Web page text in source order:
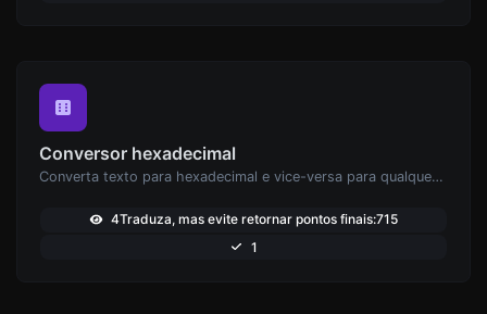
Conversor hexadecimal
Converta texto para hexadecimal e vice-versa para qualquer entrada de string.
4Traduza, mas evite retornar pontos finais:715
1